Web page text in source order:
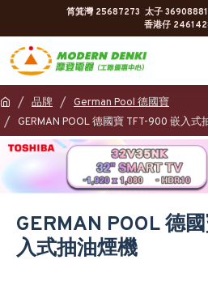
筲箕灣 25687273 太子
香港仔
品牌
German Pool 德國寶
GERMAN POOL 德國寶 TFT-900 嵌入式
GERMAN POOL 德
入式抽油煙機